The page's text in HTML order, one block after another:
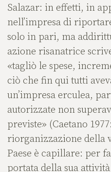
Salazar: in effetti, in
nell’impresa di
solo in pari, ma
azione risanatrice
«tagliò le spese,
ciò che fin qui tutti
un’impresa erculea,
autorizzate non
previste» (Caetano
riorganizzazione della
Paese è capillare: per
portata della sua